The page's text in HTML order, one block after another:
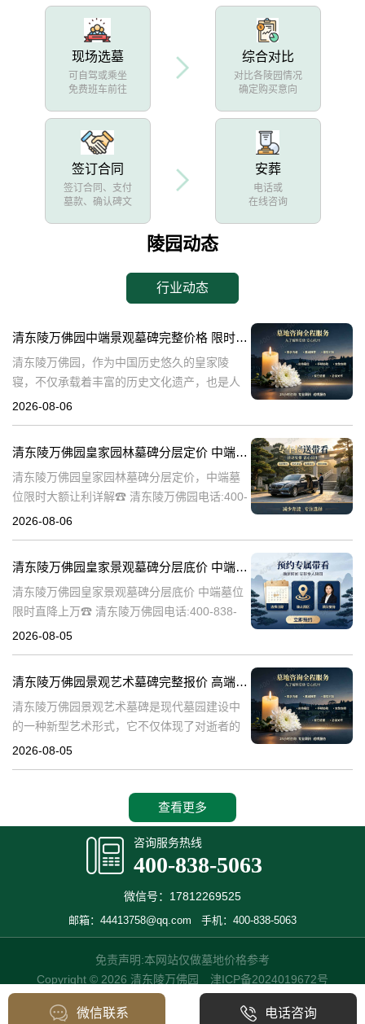
现场选墓
可自驾或乘坐
免费班车前往
综合对比
对比各陵园情况
确定购买意向
签订合同
签订合同、支付
墓款、确认碑文
安葬
电话或
在线咨询
陵园动态
行业动态
清东陵万佛园中端景观墓碑完整价格 限时减免多年管理费详解
清东陵万佛园，作为中国历史悠久的皇家陵
寝，不仅承载着丰富的历史文化遗产，也是人
们缅怀先人、寄托哀思的重要场所。近年来，
清
2026-08-06
清东陵万佛园皇家园林墓碑分层定价 中端墓位限时大额让利详解
清东陵万佛园皇家园林墓碑分层定价，中端墓
位限时大额让利详解☎ 清东陵万佛园电话:400-
838-5063清东陵万佛园，作为中国历史上著名
2026-08-06
清东陵万佛园皇家景观墓碑分层底价 中端墓位限时直降上万
清东陵万佛园皇家景观墓碑分层底价 中端墓位
限时直降上万☎ 清东陵万佛园电话:400-838-
5063清东陵万佛园，作为中国历史上著名的皇
2026-08-05
清东陵万佛园景观艺术墓碑完整报价 高端墓型大额直降活动详解
清东陵万佛园景观艺术墓碑是现代墓园建设中
的一种新型艺术形式，它不仅体现了对逝者的
尊重和缅怀，更是一种文化艺术的传承。本文
2026-08-05
查看更多
咨询服务热线
400-838-5063
微信号：17812269525
邮箱：44413758@qq.com 手机：400-838-5063
免责声明:本网站仅做墓地价格参考
Copyright © 2026 清东陵万佛园 津ICP备2024019672号
微信联系 电话咨询